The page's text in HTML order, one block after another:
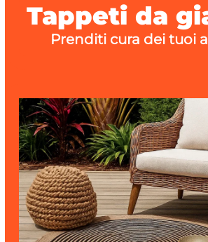
Tappeti da
Prenditi cura dei tuoi